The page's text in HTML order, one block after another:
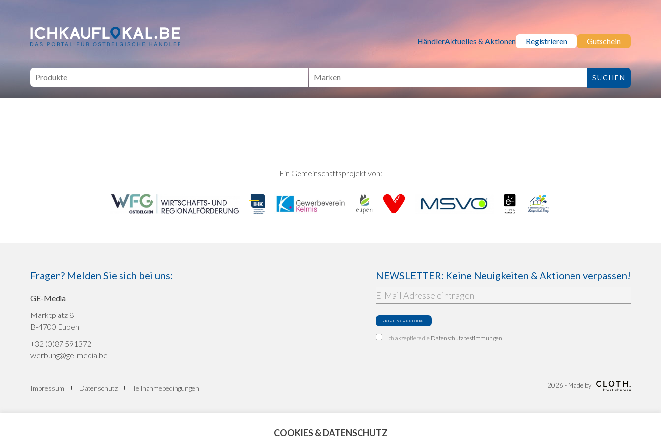
ich kauf lokal - Bei lokalen Händlern online Shoppen HändlerAktuelles & Aktionen Registrieren Gutschein
Ein Gemeinschaftsprojekt von:
Fragen? Melden Sie sich bei uns:
GE-Media
Marktplatz 8
B-4700 Eupen
+32 (0)87 591372
werbung@ge-media.be
NEWSLETTER: Keine Neuigkeiten & Aktionen verpassen!
Ich akzeptiere die Datenschutzbestimmungen
Impressum Datenschutz Teilnahmebedingungen 2026 - Made by
COOKIES & DATENSCHUTZ